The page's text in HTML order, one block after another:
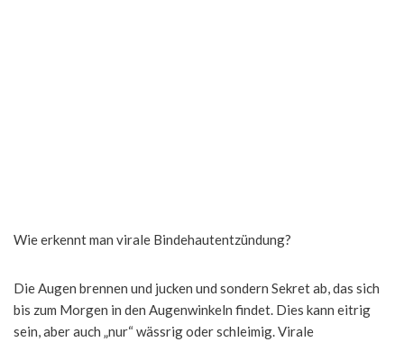
Wie erkennt man virale Bindehautentzündung?
Die Augen brennen und jucken und sondern Sekret ab, das sich
bis zum Morgen in den Augenwinkeln findet. Dies kann eitrig
sein, aber auch „nur“ wässrig oder schleimig. Virale